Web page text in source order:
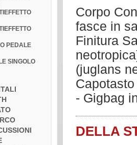
PEDALE
SINGOLO
Corpo
fasce in
Finitura
(juglans
- Gigbag
DELLA